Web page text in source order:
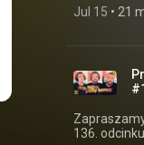
mówiąc, w
o Steam
#gry
https://
https://
https://
https://
Jul 15 • 21
136.